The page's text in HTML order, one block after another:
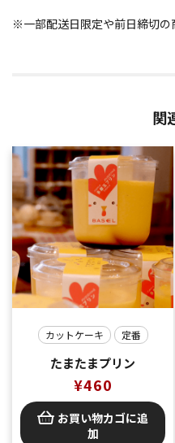
※一部配送日限定や前日締切の
関
カットケーキ 定番
たまたまプリン
¥460
お買い物カゴに追
加